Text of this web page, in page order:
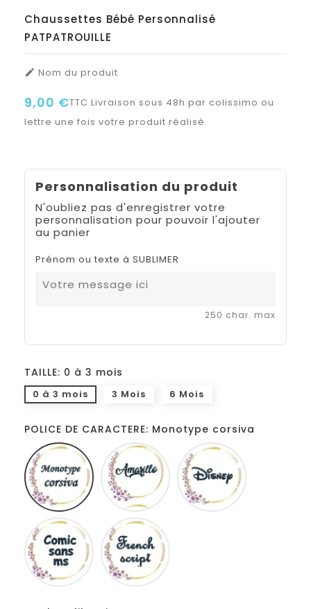
Chaussettes Bébé Personnalisé
PATPATROUILLE
 Nom du produit
9,00 €TTC Livraison sous 48h par colissimo ou
lettre une fois votre produit réalisé.
Personnalisation du produit
N'oubliez pas d'enregistrer votre
personnalisation pour pouvoir l'ajouter
au panier
Prénom ou texte à SUBLIMER
250 char. max
TAILLE: 0 à 3 mois
0 à 3 mois 3 Mois 6 Mois
POLICE DE CARACTERE: Monotype corsiva
Monotype
corsiva
Amarillo
Comic
sans
ms